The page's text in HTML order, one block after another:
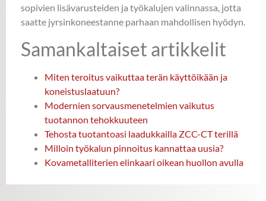
sopivien lisävarusteiden ja työkalujen valinnassa, jotta
saatte jyrsinkoneestanne parhaan mahdollisen hyödyn.
Samankaltaiset artikkelit
Miten teroitus vaikuttaa terän käyttöikään ja
koneistuslaatuun?
Modernien sorvausmenetelmien vaikutus
tuotannon tehokkuuteen
Tehosta tuotantoasi laadukkailla ZCC-CT terillä
Milloin työkalun pinnoitus kannattaa uusia?
Kovametalliterien elinkaari oikean huollon avulla